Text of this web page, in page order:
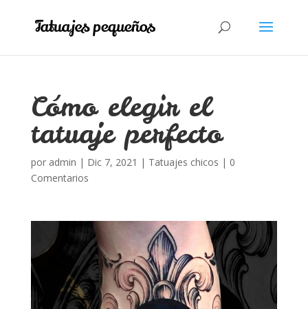
Cómo elegir el
tatuaje perfecto
por admin | Dic 7, 2021 | Tatuajes chicos | 0
Comentarios